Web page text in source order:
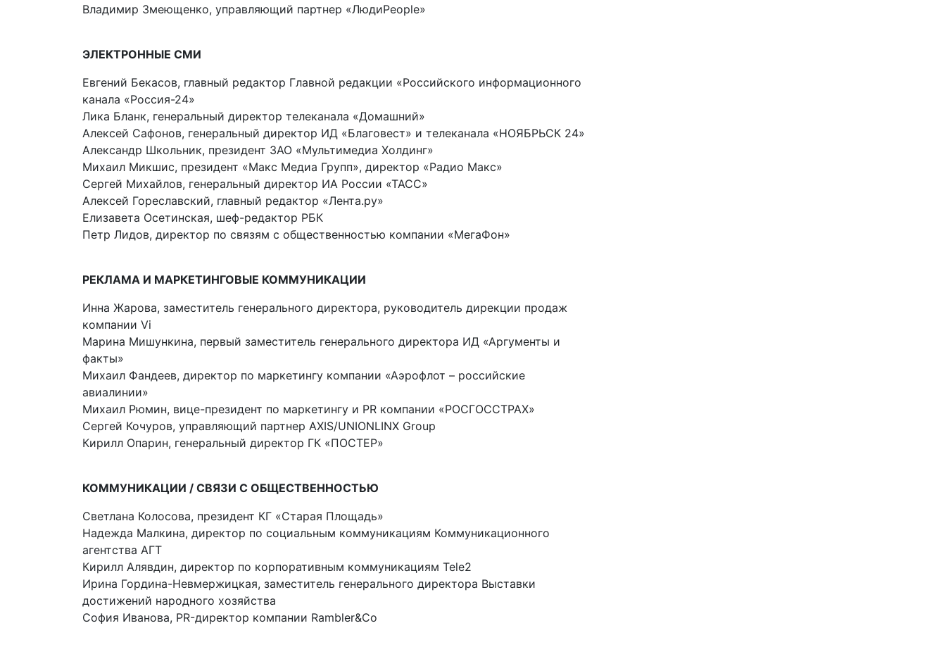
Владимир Змеющенко, управляющий партнер «ЛюдиPeople»
ЭЛЕКТРОННЫЕ СМИ
Евгений Бекасов, главный редактор Главной редакции «Российского информационного
канала «Россия-24»
Лика Бланк, генеральный директор телеканала «Домашний»
Алексей Сафонов, генеральный директор ИД «Благовест» и телеканала «НОЯБРЬСК 24»
Александр Школьник, президент ЗАО «Мультимедиа Холдинг»
Михаил Микшис, президент «Макс Медиа Групп», директор «Радио Макс»
Сергей Михайлов, генеральный директор ИА России «ТАСС»
Алексей Гореславский, главный редактор «Лента.ру»
Елизавета Осетинская, шеф-редактор РБК
Петр Лидов, директор по связям с общественностью компании «МегаФон»
РЕКЛАМА И МАРКЕТИНГОВЫЕ КОММУНИКАЦИИ
Инна Жарова, заместитель генерального директора, руководитель дирекции продаж
компании Vi
Марина Мишункина, первый заместитель генерального директора ИД «Аргументы и
факты»
Михаил Фандеев, директор по маркетингу компании «Аэрофлот – российские
авиалинии»
Михаил Рюмин, вице-президент по маркетингу и PR компании «РОСГОССТРАХ»
Сергей Кочуров, управляющий партнер AXIS/UNIONLINX Group
Кирилл Опарин, генеральный директор ГК «ПОСТЕР»
КОММУНИКАЦИИ / СВЯЗИ С ОБЩЕСТВЕННОСТЬЮ
Светлана Колосова, президент КГ «Старая Площадь»
Надежда Малкина, директор по социальным коммуникациям Коммуникационного
агентства АГТ
Кирилл Алявдин, директор по корпоративным коммуникациям Tele2
Ирина Гордина-Невмержицкая, заместитель генерального директора Выставки
достижений народного хозяйства
София Иванова, PR-директор компании Rambler&Co